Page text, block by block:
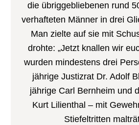
die übriggebliebenen rund
verhafteten Männer in drei
Man zielte auf sie mit
drohte: „Jetzt knallen wir
wurden mindestens drei
jährige Justizrat Dr. Adolf
jährige Carl Bernheim und
Kurt Lilienthal – mit
Stiefeltritten